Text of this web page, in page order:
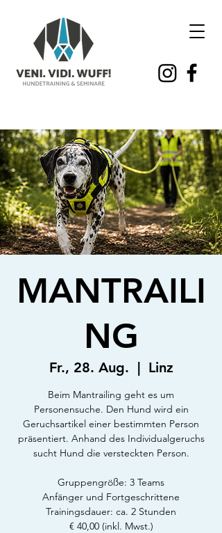
MANTRAILI
NG
Fr., 28. Aug.
  |
Linz
Beim Mantrailing geht es um
Personensuche. Den Hund wird ein
Geruchsartikel einer bestimmten Person
präsentiert. Anhand des Individualgeruchs
sucht Hund die versteckten Person.
Gruppengröße: 3 Teams
Anfänger und Fortgeschrittene
Trainingsdauer: ca. 2 Stunden
€ 40,00 (inkl. Mwst.)